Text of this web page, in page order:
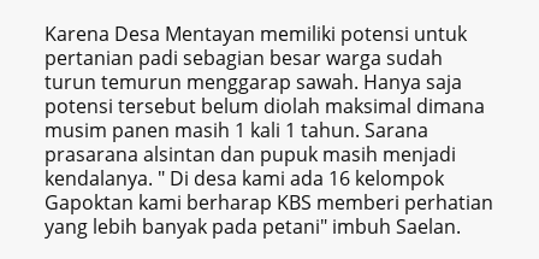
Karena Desa Mentayan memiliki potensi untuk
pertanian padi sebagian besar warga sudah
turun temurun menggarap sawah. Hanya saja
potensi tersebut belum diolah maksimal dimana
musim panen masih 1 kali 1 tahun. Sarana
prasarana alsintan dan pupuk masih menjadi
kendalanya. " Di desa kami ada 16 kelompok
Gapoktan kami berharap KBS memberi perhatian
yang lebih banyak pada petani" imbuh Saelan.